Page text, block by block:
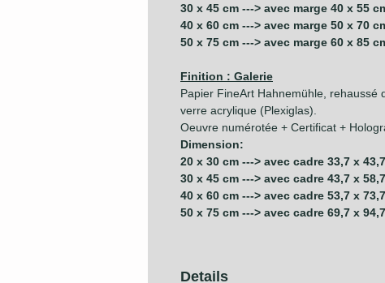
30 x 45 cm ---> avec marge 40 x 55
40 x 60 cm ---> avec marge 50 x 70
50 x 75 cm ---> avec marge 60 x 85
Finition : Galerie
Papier FineArt Hahnemühle,
verre acrylique (Plexiglas).
Oeuvre numérotée + Certificat +
Dimension:
20 x 30 cm ---> avec cadre 33,7 x
30 x 45 cm ---> avec cadre 43,7 x
40 x 60 cm ---> avec cadre 53,7 x
50 x 75 cm ---> avec cadre 69,7 x
Details